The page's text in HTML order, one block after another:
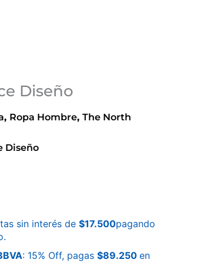
Diseño
, Ropa Hombre,The North
Diseño
sin interés de$17.500pagando
: 15% Off, pagas$89.250 en